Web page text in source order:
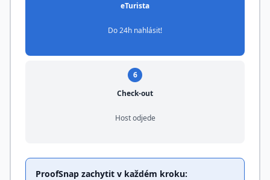
eTurista
Do 24h nahlásit!
6
Check-out
Host odjede
ProofSnap zachytit v každém kroku: